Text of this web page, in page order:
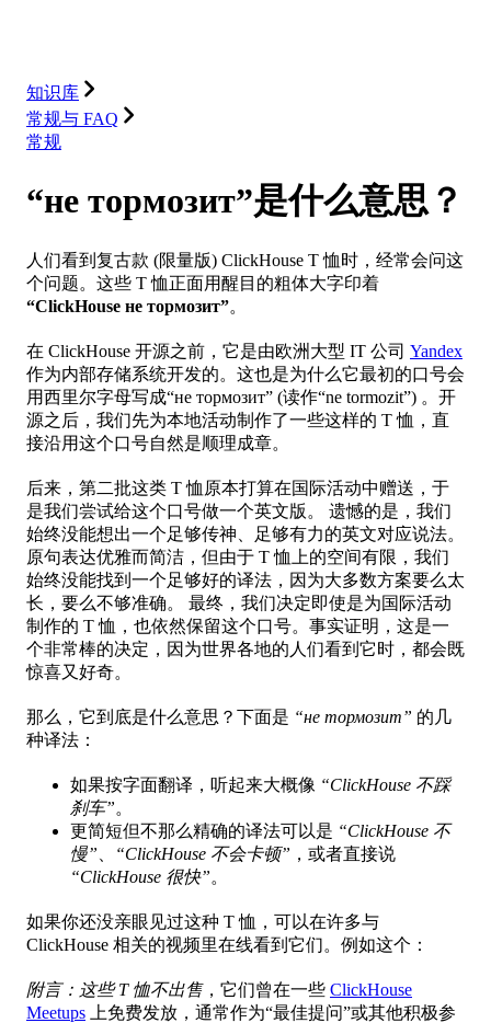
知识库
常规与 FAQ
常规
“не тормозит”是什么意思？
人们看到复古款 (限量版) ClickHouse T 恤时，经常会问这
个问题。这些 T 恤正面用醒目的粗体大字印着
“ClickHouse не тормозит”。
在 ClickHouse 开源之前，它是由欧洲大型 IT 公司 Yandex
作为内部存储系统开发的。这也是为什么它最初的口号会
用西里尔字母写成“не тормозит” (读作“ne tormozit”) 。开
源之后，我们先为本地活动制作了一些这样的 T 恤，直
接沿用这个口号自然是顺理成章。
后来，第二批这类 T 恤原本打算在国际活动中赠送，于
是我们尝试给这个口号做一个英文版。 遗憾的是，我们
始终没能想出一个足够传神、足够有力的英文对应说法。
原句表达优雅而简洁，但由于 T 恤上的空间有限，我们
始终没能找到一个足够好的译法，因为大多数方案要么太
长，要么不够准确。 最终，我们决定即使是为国际活动
制作的 T 恤，也依然保留这个口号。事实证明，这是一
个非常棒的决定，因为世界各地的人们看到它时，都会既
惊喜又好奇。
那么，它到底是什么意思？下面是 “не тормозит” 的几
种译法：
如果按字面翻译，听起来大概像 “ClickHouse 不踩
刹车”。
更简短但不那么精确的译法可以是 “ClickHouse 不
慢”
“ClickHouse 不会卡顿” ，或者直接说
“ClickHouse 很快”。
如果你还没亲眼见过这种 T 恤，可以在许多与
ClickHouse 相关的视频里在线看到它们。例如这个：
附言：这些 T 恤不出售，它们曾在一些 ClickHouse
Meetups 上免费发放，通常作为“最佳提问”或其他积极参